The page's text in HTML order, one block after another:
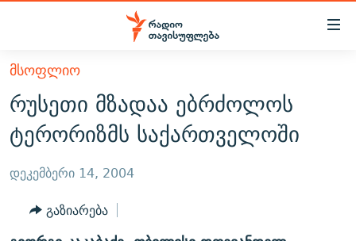
Accessibility
მთავარ
შინაარსზე
დაბრუნება
მთავარ
დაბრუნება
ძიებაზე
დაბრუნება
ᲐᲮᲐᲚᲘ ᲐᲛᲑᲔᲑᲘ
ᲗᲔᲛᲔᲑᲘ
ᲞᲝᲚᲘᲢᲘᲙᲐ
ᲔᲙᲝᲜᲝᲛᲘᲙᲐ
ᲡᲐᲖᲝᲒᲐᲓᲝᲔᲑᲐ
ᲕᲘᲓᲔᲝ
ᲑᲚᲝᲒᲔᲑᲘ
ᲞᲝᲓᲙᲐᲡᲢᲔᲑᲘ
ᲛᲡᲝᲤᲚᲘᲝ
რუსეთი მზადაა ებრძოლოს
ტერორიზმს საქართველოში
დეკემბერი 14, 2004
გაზიარება